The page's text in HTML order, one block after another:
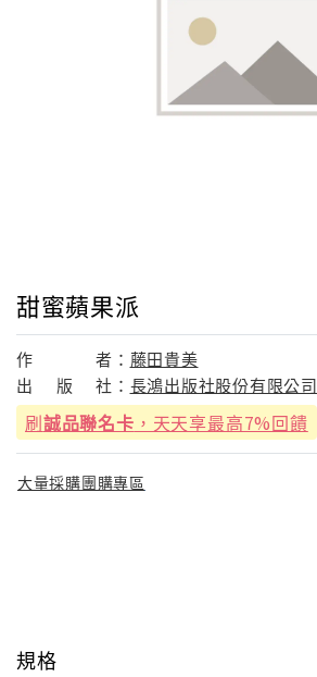
甜蜜蘋果派
作 者： 藤田貴美
出
版 社： 長鴻出版社股份有限公司
刷誠品聯名卡 ，天天享最高7%回饋
大量採購團購專區
規格